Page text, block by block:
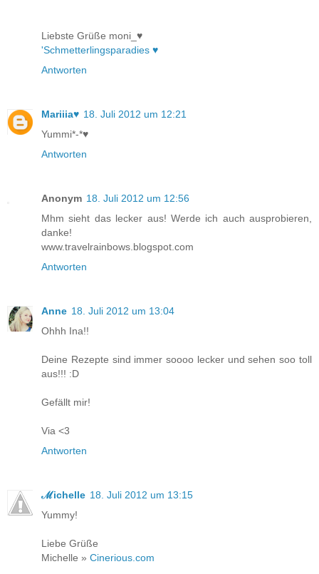
Liebste Grüße moni_♥
'Schmetterlingsparadies ♥
Antworten
Mariiia♥ 18. Juli 2012 um 12:21
Yummi*-*♥
Antworten
Anonym 18. Juli 2012 um 12:56
Mhm sieht das lecker aus! Werde ich auch ausprobieren,
danke!
www.travelrainbows.blogspot.com
Antworten
Anne 18. Juli 2012 um 13:04
Ohhh Ina!!
Deine Rezepte sind immer soooo lecker und sehen soo toll
aus!!! :D
Gefällt mir!
Via <3
Antworten
ℳichelle 18. Juli 2012 um 13:15
Yummy!
Liebe Grüße
Michelle » Cinerious.com